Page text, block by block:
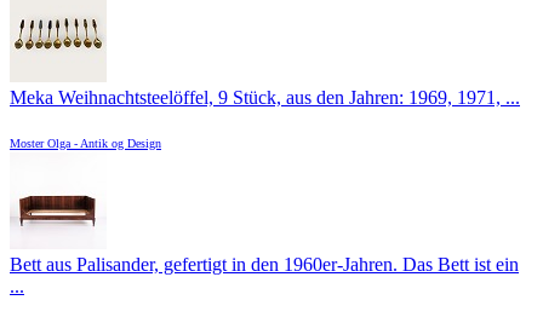
Meka Weihnachtsteelöffel, 9 Stück, aus den Jahren: 1969, 1971, ...
Moster Olga - Antik og Design
Bett aus Palisander, gefertigt in den 1960er-Jahren. Das Bett ist ein
...